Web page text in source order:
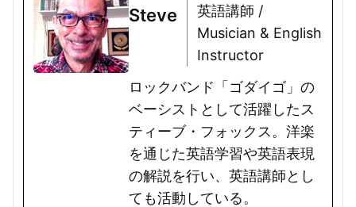
Steve
英語講師 /
Musician & English
Instructor
ロックバンド「ゴダイゴ」の
ベーシストとして活躍したス
ティーブ・フォックス。洋楽
を通じた英語学習や英語表現
の解説を行い、英語講師とし
ても活動している。